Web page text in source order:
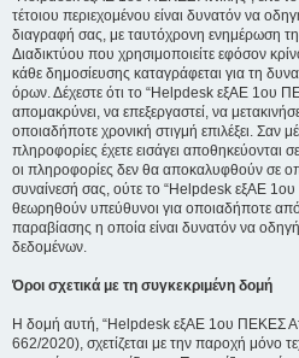
τέτοιου περιεχομένου είναι δυνατόν να
διαγραφή σας, με ταυτόχρονη ενημέρωση
Διαδικτύου που χρησιμοποιείτε εφόσον
κάθε δημοσίευσης καταγράφεται για τη
όρων. Δέχεστε ότι το “Helpdesk εξΑΕ 1ου
απομακρύνει, να επεξεργαστεί, να
οποιαδήποτε χρονική στιγμή επιλέξει. Σαν
πληροφορίες έχετε εισάγει αποθηκεύονται
οι πληροφορίες δεν θα αποκαλυφθούν σε
συναίνεσή σας, ούτε το “Helpdesk εξΑΕ
θεωρηθούν υπεύθυνοι για οποιαδήποτε
παραβίασης η οποία είναι δυνατόν να
δεδομένων.
Όροι σχετικά με τη συγκεκριμένη δομή
Η δομή αυτή, “Helpdesk εξΑΕ 1ου ΠΕΚΕΣ
662/2020), σχετίζεται με την παροχή μόνο